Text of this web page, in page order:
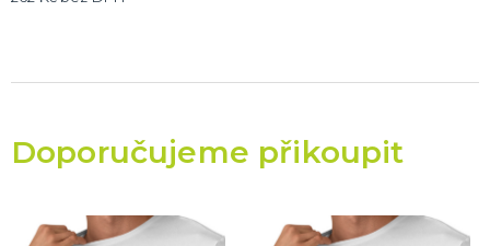
Doporučujeme přikoupit